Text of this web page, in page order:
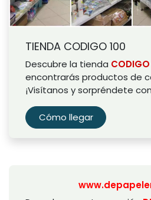
TIENDA CODIGO 100
Descubre la tienda
encontrarás productos de
¡Visítanos y sorpréndete
Cómo llegar